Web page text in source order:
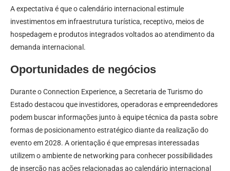
A expectativa é que o calendário internacional estimule
investimentos em infraestrutura turística, receptivo, meios de
hospedagem e produtos integrados voltados ao atendimento da
demanda internacional.
Oportunidades de negócios
Durante o Connection Experience, a Secretaria de Turismo do
Estado destacou que investidores, operadoras e empreendedores
podem buscar informações junto à equipe técnica da pasta sobre
formas de posicionamento estratégico diante da realização do
evento em 2028. A orientação é que empresas interessadas
utilizem o ambiente de networking para conhecer possibilidades
de inserção nas ações relacionadas ao calendário internacional